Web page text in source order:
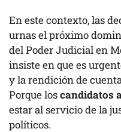
En este contexto, las
urnas el próximo
del Poder Judicial en
insiste en que es
y la rendición de
Porque loscandidatos
estar al servicio de la
políticos.